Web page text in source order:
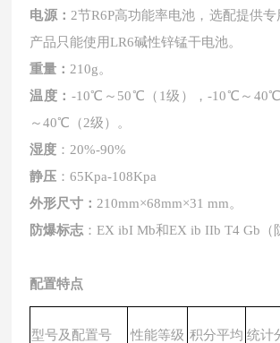
电源： 2节R6P高功能率电池，选配提供
产品只能使用LR6碱性锌锰干电池。
重量： 210g。
温度： -10℃～50℃（1级），-10℃～
～40℃（2级）。
湿度 ： 20%-90%
静压 ：65Kpa-108Kpa
外形尺寸： 210mm×68mm×31 mm。
防爆标志 ：EX ibI Mb和EX ib IIb T4 Gb（
配置特点
型号及配置号 性能等级 积分平均 统计